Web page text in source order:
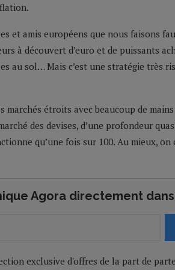
et amis européens que nous faisons
à découvert d’euro et de puissants
au sol… Mais c’est une stratégie très
marchés étroits avec beaucoup de
des devises, d’une profondeur
qu’une fois sur 100. Au mieux,
Agora directement
exclusive d'offres de la part de